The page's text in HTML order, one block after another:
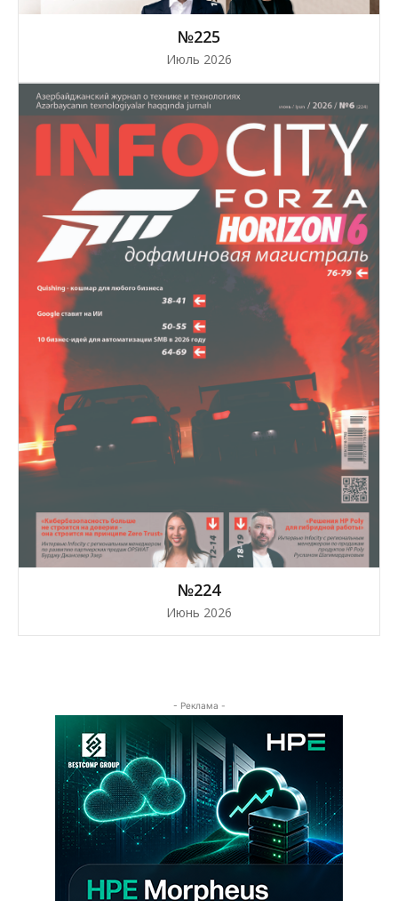
№225
Июль 2026
№224
Июнь 2026
- Реклама -